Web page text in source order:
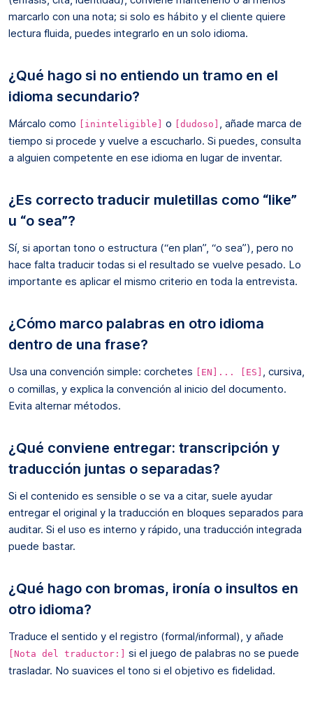
marcarlo con una nota; si solo es hábito y el cliente quiere
lectura fluida, puedes integrarlo en un solo idioma.
¿Qué hago si no entiendo un tramo en el
idioma secundario?
Márcalo como [ininteligible] o [dudoso]
, añade marca de
tiempo si procede y vuelve a escucharlo. Si puedes, consulta
a alguien competente en ese idioma en lugar de inventar.
¿Es correcto traducir muletillas como “like”
u “o sea”?
Sí, si aportan tono o estructura (“en plan”, “o sea”), pero no
hace falta traducir todas si el resultado se vuelve pesado. Lo
importante es aplicar el mismo criterio en toda la entrevista.
¿Cómo marco palabras en otro idioma
dentro de una frase?
Usa una convención simple: corchetes [EN]... [ES]
, cursiva,
o comillas, y explica la convención al inicio del documento.
Evita alternar métodos.
¿Qué conviene entregar: transcripción y
traducción juntas o separadas?
Si el contenido es sensible o se va a citar, suele ayudar
entregar el original y la traducción en bloques separados para
auditar. Si el uso es interno y rápido, una traducción integrada
puede bastar.
¿Qué hago con bromas, ironía o insultos en
otro idioma?
Traduce el sentido y el registro (formal/informal), y añade
[Nota del traductor:]
si el juego de palabras no se puede
trasladar. No suavices el tono si el objetivo es fidelidad.